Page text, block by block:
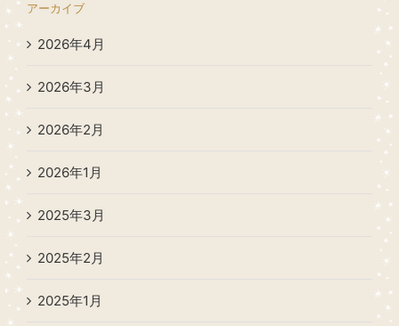
アーカイブ
2026年4月
2026年3月
2026年2月
2026年1月
2025年3月
2025年2月
2025年1月